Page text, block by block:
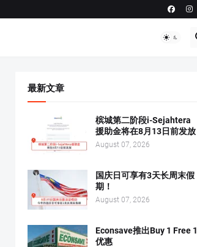
最新文章
槟城第二阶段i-Sejahtera
援助金将在8月13日前发放
August 07, 2026
国庆日可享有3天长周末假
期！
August 07, 2026
Econsave推出Buy 1 Free 1
优惠